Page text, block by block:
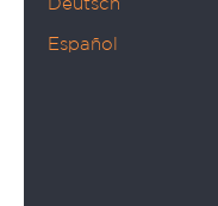
Español